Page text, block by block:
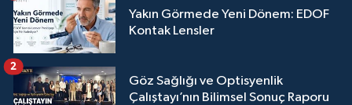
Yakın Görmede Yeni Dönem: EDOF
Kontak Lensler
Göz Sağlığı ve Optisyenlik
Çalıştayı’nın Bilimsel Sonuç Raporu
2